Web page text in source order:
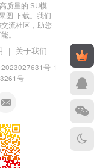
质量的 SU模
图 下载。我们
流社区，助您
。
| 关于我们
2023027631号-1
|
号